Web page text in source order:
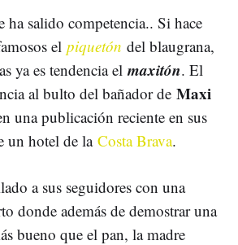
ha salido competencia.. Si hace
el piquetón del blaugrana,
ya es tendencia elmaxitón. El
al bulto del bañador de Maxi
una publicación reciente en sus
un hotel de la Costa Brava.
a sus seguidores con una
donde además de demostrar una
bueno que el pan, la madre